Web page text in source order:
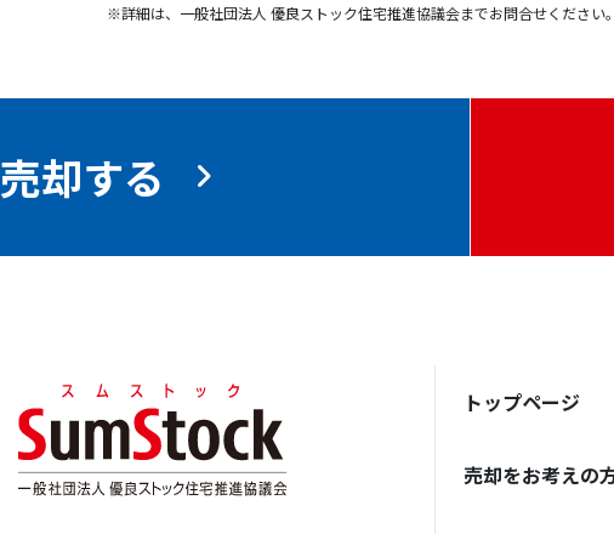
※詳細は、一般社団法人 優良ストック住宅推進協議会までお問合せください。
売却する
トップページ
売却をお考えの